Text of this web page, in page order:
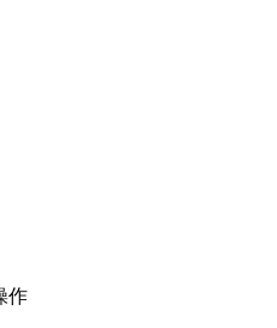
作